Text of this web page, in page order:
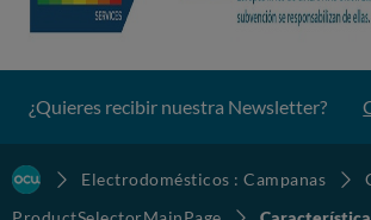
¿Quieres recibir nuestra Newsletter?
Electrodomésticos : Campanas